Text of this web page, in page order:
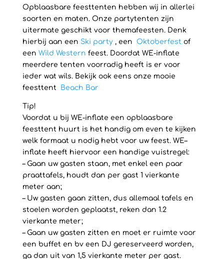
Opblaasbare feesttenten hebben wij in allerlei
soorten en maten. Onze partytenten zijn
uitermate geschikt voor themafeesten. Denk
hierbij aan een Ski party, een Oktoberfest of
een Wild Western feest. Doordat WE-inflate
meerdere tenten voorradig heeft is er voor
ieder wat wils. Bekijk ook eens onze mooie
feesttent
Beach Bar
Tip!
Voordat u bij WE-inflate een opblaasbare
feesttent huurt is het handig om even te kijken
welk formaat u nodig hebt voor uw feest. WE–
inflate heeft hiervoor een handige vuistregel:
– Gaan uw gasten staan, met enkel een paar
praattafels, houdt dan per gast 1 vierkante
meter aan;
– Uw gasten gaan zitten, dus allemaal tafels en
stoelen worden geplaatst, reken dan 1.2
vierkante meter;
– Gaan uw gasten zitten en moet er ruimte voor
een buffet en bv een DJ gereserveerd worden,
ga dan uit van 1,5 vierkante meter per gast.